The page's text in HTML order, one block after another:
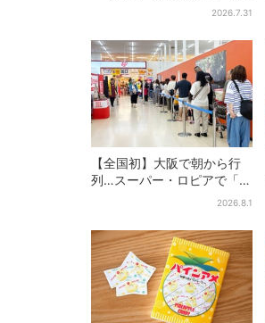
質無料…？値段以上の食事券
2026.7.31
【全国初】大阪で朝から行
列…スーパー・ロピアで「ど
デカ抽選会」、開始30分2026.8.1